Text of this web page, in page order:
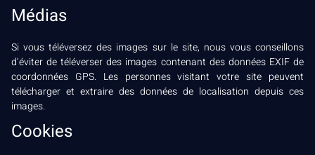
Médias
Si vous téléversez des images sur le site, nous vous conseillons
d’éviter de téléverser des images contenant des données EXIF de
coordonnées GPS. Les personnes visitant votre site peuvent
télécharger et extraire des données de localisation depuis ces
images.
Cookies